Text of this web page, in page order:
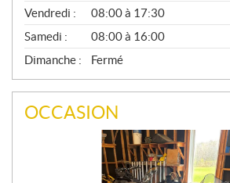
Vendredi :
08:00 à 17:30
Samedi :
08:00 à 16:00
Dimanche :
Fermé
OCCASION